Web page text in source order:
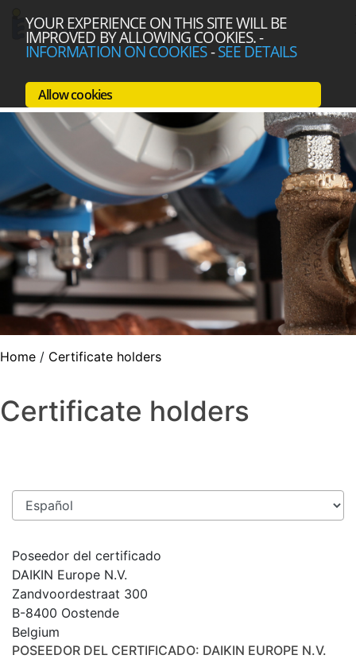
YOUR EXPERIENCE ON THIS SITE WILL BE
IMPROVED BY ALLOWING COOKIES.-
INFORMATION ON COOKIES-SEE DETAILS
Allow cookies
Home / Certificate holders
Certificate holders
Poseedor del certificado
DAIKIN Europe N.V.
Zandvoordestraat 300
B-8400 Oostende
Belgium
POSEEDOR DEL CERTIFICADO: DAIKIN EUROPE N.V.